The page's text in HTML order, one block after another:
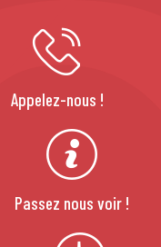
Appelez-nous !
Passez nous voir !